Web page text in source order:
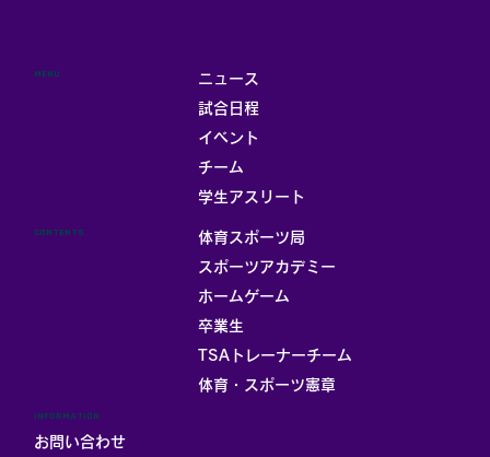
ニュース
試合日程
イベント
チーム
学生アスリート
MENU
体育スポーツ局
スポーツアカデミー
ホームゲーム
卒業生
TSAトレーナーチーム
体育・スポーツ憲章
CONTENTS
INFORMATION
お問い合わせ